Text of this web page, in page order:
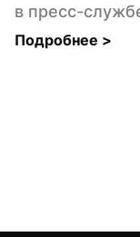
в пресс-
Подробнее >